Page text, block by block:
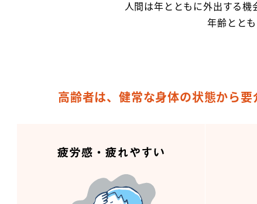
人間は年とともに外出する機
年齢とと
高齢者は、健常な身体の状態から